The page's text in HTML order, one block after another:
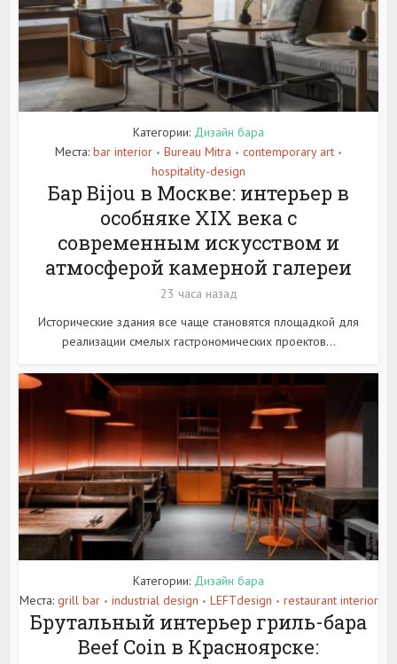
Категории: Дизайн бара
Места: bar interior • Bureau Mitra • contemporary art •
hospitality-design
Бар Bijou в Москве: интерьер в
особняке XIX века с
современным искусством и
атмосферой камерной галереи
23 часа назад
Исторические здания все чаще становятся площадкой для
реализации смелых гастрономических проектов...
Категории: Дизайн бара
Места: grill bar • industrial design • LEFTdesign • restaurant interior
Брутальный интерьер гриль-бара
Beef Coin в Красноярске: